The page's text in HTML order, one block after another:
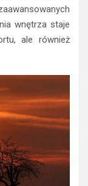
wnętrza staje
ale również